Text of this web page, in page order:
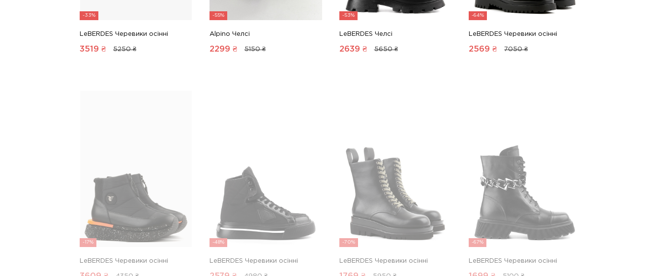
-33%
LeBERDES Черевики осінні
3519 ₴ 5250 ₴
-55%
Alpino Челсі
2299 ₴ 5150 ₴
-53%
LeBERDES Челсі
2639 ₴ 5650 ₴
-64%
LeBERDES Черевики осінні
2569 ₴ 7050 ₴
-17%
LeBERDES Черевики осінні
-48%
LeBERDES Черевики осінні
-70%
LeBERDES Черевики осінні
-67%
LeBERDES Черевики осінні